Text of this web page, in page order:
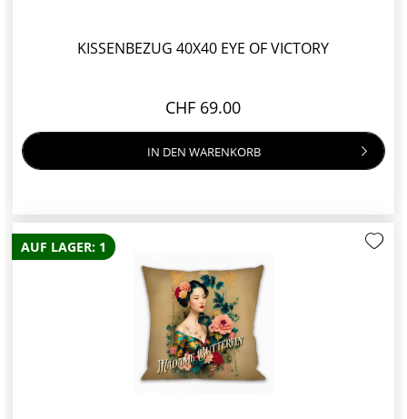
KISSENBEZUG 40X40 EYE OF VICTORY
CHF 69.00
IN DEN WARENKORB
AUF LAGER: 1